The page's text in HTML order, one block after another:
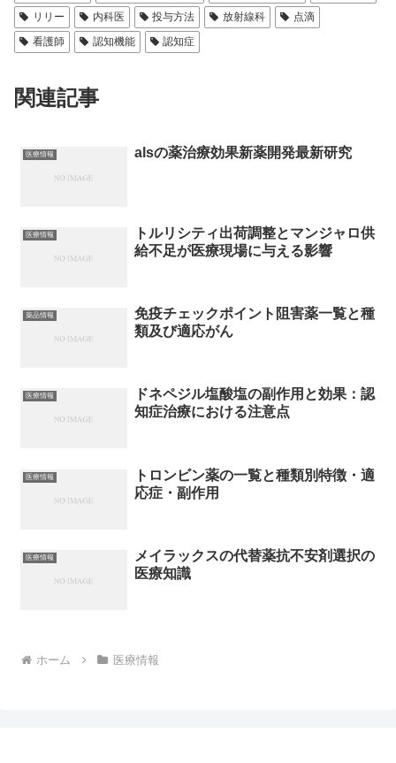
リリー
内科医 投与方法 放射線科
点滴
看護師
認知機能 認知症
関連記事
医療情報 alsの薬治療効果新薬開発最新研究
医療情報
トルリシティ出荷調整とマンジャロ供
給不足が医療現場に与える影響
薬品情報
免疫チェックポイント阻害薬一覧と種
類及び適応がん
医療情報
ドネペジル塩酸塩の副作用と効果：認
知症治療における注意点
医療情報
トロンビン薬の一覧と種類別特徴・適
応症・副作用
医療情報
メイラックスの代替薬抗不安剤選択の
医療知識
ホーム 医療情報